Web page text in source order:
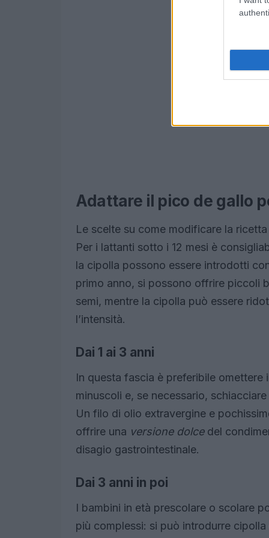
Adattare il pico de gallo
Le scelte su come modificare la
Per i lattanti sotto i 12 mesi è
la cipolla possono essere introdotti
primo anno, si possono offrire piccoli
semi, mentre la cipolla può essere
l’intensità.
Dai 1 ai 3 anni
In questa fascia è preferibile
minuscoli e, se necessario,
Un filo di olio extravergine e
offrire una versione dolcedel
disagio gastrointestinale.
Dai 3 anni in poi
I bambini in età prescolare o scolare
più complessi: si può introdurre